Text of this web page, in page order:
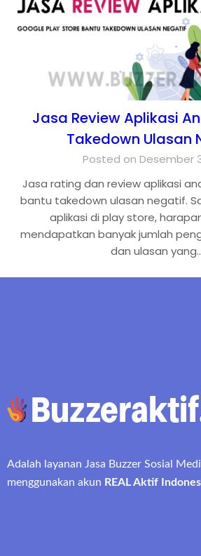
Jasa Review Aplikasi
Takedown Ulasan
Posted on Desember
Jasa rating dan review aplikasi
bantu takedown ulasan negatif.
aplikasi di play store,
mendapatkan banyak jumlah
dan ulasan
Adalah layanan Jasa Buzzer Sosial
menggunakan akun REAL Aktif